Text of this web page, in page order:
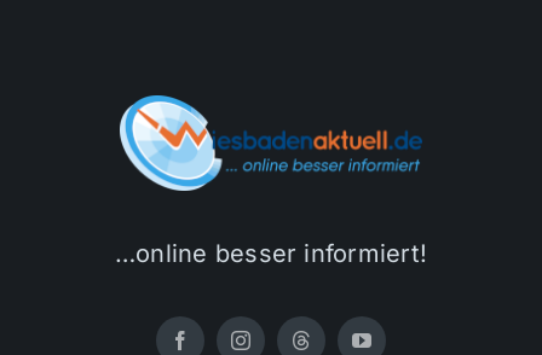
…online besser informiert!